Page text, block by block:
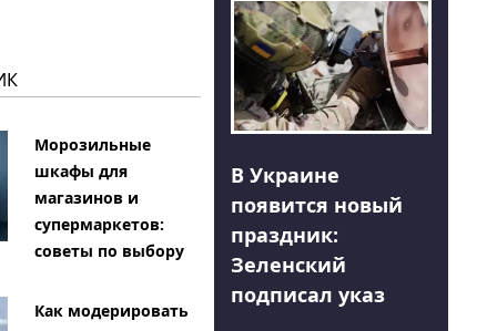
Морозильные
шкафы для
магазинов и
супермаркетов:
советы по выбору
Как модерировать
В Украине
появится новый
праздник:
Зеленский
подписал указ